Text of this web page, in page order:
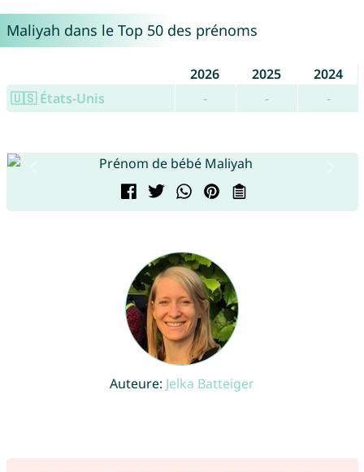
Maliyah dans le Top 50 des prénoms
2026 2025
2024
🇺🇸 États-Unis
- - -
Auteure: Jelka Batteiger